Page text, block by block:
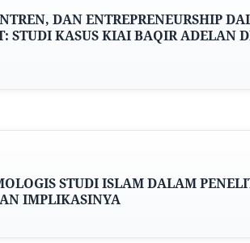
DAN ENTREPRENEURSHIP
STUDI KASUS KIAIBAQIR ADELAN
STUDI ISLAM DALAM
IMPLIKASINYA